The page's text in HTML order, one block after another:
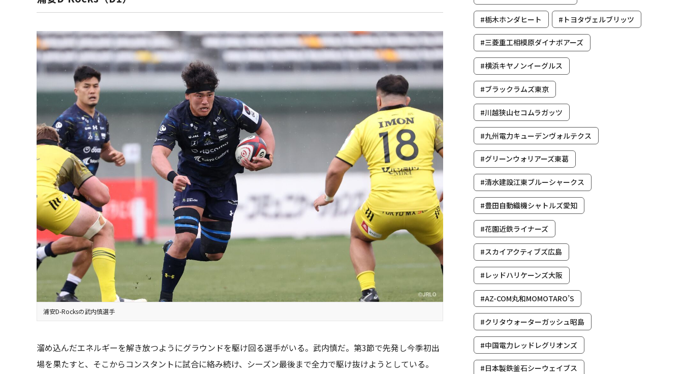
浦安D-Rocksの武内慎選手
溜め込んだエネルギーを解き放つようにグラウンドを駆け回る選手がいる。武内慎だ。第3節で先発し今季初出
場を果たすと、そこからコンスタントに試合に絡み続け、シーズン最後まで全力で駆け抜けようとしている。
#栃木ホンダヒート #トヨタヴェルブリッツ
#三菱重工相模原ダイナボアーズ
#横浜キヤノンイーグルス
#ブラックラムズ東京
#川越狭山セコムラガッツ
#九州電力キューデンヴォルテクス
#グリーンウォリアーズ東葛
#清水建設江東ブルーシャークス
#豊田自動織機シャトルズ愛知
#花園近鉄ライナーズ
#スカイアクティブズ広島
#レッドハリケーンズ大阪
#AZ-COM丸和MOMOTARO’S
#クリタウォーターガッシュ昭島
#中国電力レッドレグリオンズ
#日本製鉄釜石シーウェイブス